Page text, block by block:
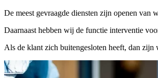
De meest gevraagde diensten zijn openen van
Daarnaast hebben wij de functie interventie
Als de klant zich buitengesloten heeft, dan zijn